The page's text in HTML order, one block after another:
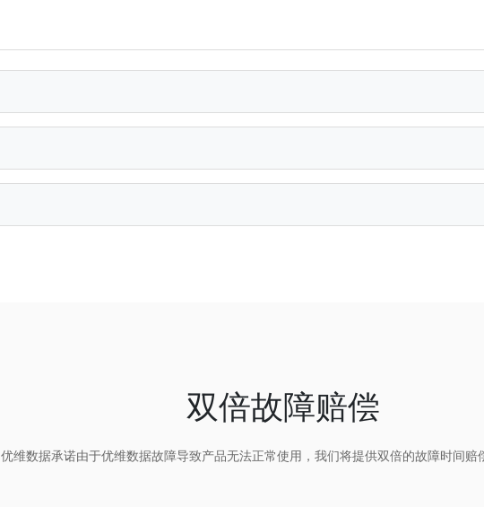
双倍故障赔偿
优维数据承诺由于优维数据故障导致产品无法正常使用，我们将提供双倍的故障时间赔